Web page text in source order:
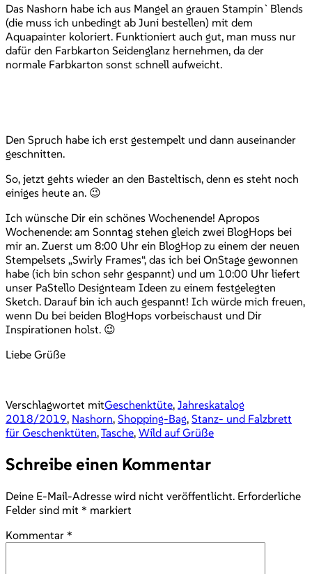
Das Nashorn habe ich aus Mangel an grauen Stampin`Blends
(die muss ich unbedingt ab Juni bestellen) mit dem
Aquapainter koloriert. Funktioniert auch gut, man muss nur
dafür den Farbkarton Seidenglanz hernehmen, da der
normale Farbkarton sonst schnell aufweicht.
Den Spruch habe ich erst gestempelt und dann auseinander
geschnitten.
So, jetzt gehts wieder an den Basteltisch, denn es steht noch
einiges heute an. 😉
Ich wünsche Dir ein schönes Wochenende! Apropos
Wochenende: am Sonntag stehen gleich zwei BlogHops bei
mir an. Zuerst um 8:00 Uhr ein BlogHop zu einem der neuen
Stempelsets „Swirly Frames“, das ich bei OnStage gewonnen
habe (ich bin schon sehr gespannt) und um 10:00 Uhr liefert
unser PaStello Designteam Ideen zu einem festgelegten
Sketch. Darauf bin ich auch gespannt! Ich würde mich freuen,
wenn Du bei beiden BlogHops vorbeischaust und Dir
Inspirationen holst. 😉
Liebe Grüße
Verschlagwortet mitGeschenktüte, Jahreskatalog
2018/2019, Nashorn, Shopping-Bag, Stanz- und Falzbrett
für Geschenktüten,Tasche, Wild auf Grüße
Schreibe einen Kommentar
Deine E-Mail-Adresse wird nicht veröffentlicht. Erforderliche
Felder sind mit * markiert
Kommentar *